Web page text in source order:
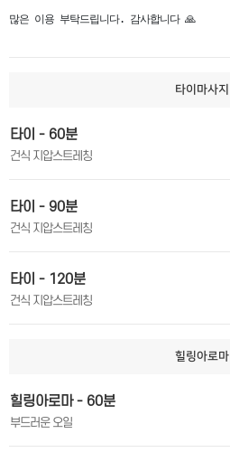
많은 이용 부탁드립니다. 감사합니다 🙏
타이마사지
타이 - 60분
건식 지압스트레칭
타이 - 90분
건식 지압스트레칭
타이 - 120분
건식 지압스트레칭
힐링아로마
힐링아로마 - 60분
부드러운 오일